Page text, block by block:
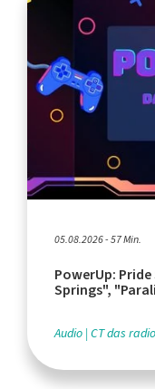
05.08.2026 - 57 Min.
PowerUp:
Springs",
Audio CT das radio